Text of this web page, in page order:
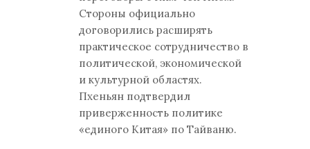
Стороны официально
договорились расширять
практическое сотрудничество в
политической, экономической
и культурной областях.
Пхеньян подтвердил
приверженность политике
«единого Китая» по Тайваню.